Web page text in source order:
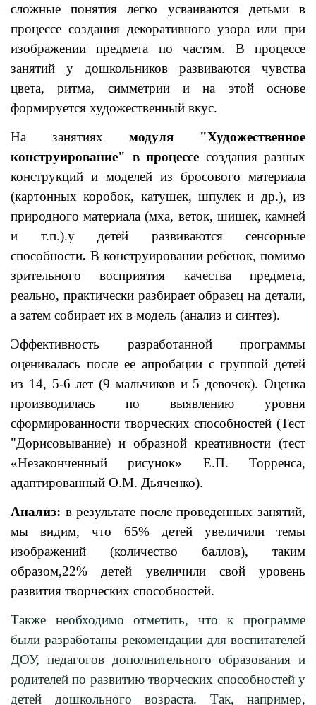
сложные понятия легко усваиваются детьми в
процессе создания декоративного узора или при
изображении предмета по частям. В процессе
занятий у дошкольников развиваются чувства
цвета, ритма, симметрии и на этой основе
формируется художественный вкус.
На занятиях модуля "Художественное
конструирование" в процессе создания разных
конструкций и моделей из бросового материала
(картонных коробок, катушек, шпулек и др.), из
природного материала (мха, веток, шишек, камней
и т.п.).у детей развиваются сенсорные
способности. В конструировании ребенок, помимо
зрительного восприятия качества предмета,
реально, практически разбирает образец на детали,
а затем собирает их в модель (анализ и синтез).
Эффективность разработанной программы
оценивалась после ее апробации с группой детей
из 14, 5-6 лет (9 мальчиков и 5 девочек). Оценка
производилась по выявлению уровня
сформированности творческих способностей (Тест
"Дорисовывание) и образной креативности (тест
«Незаконченный рисунок» Е.П. Торренса,
адаптированный О.М. Дьяченко).
Анализ: в результате после проведенных занятий,
мы видим, что 65% детей увеличили темы
изображений (количество баллов), таким
образом,22% детей увеличили свой уровень
развития творческих способностей.
Также необходимо отметить, что к программе
были разработаны рекомендации для воспитателей
ДОУ, педагогов дополнительного образования и
родителей по развитию творческих способностей у
детей дошкольного возраста. Так, например,